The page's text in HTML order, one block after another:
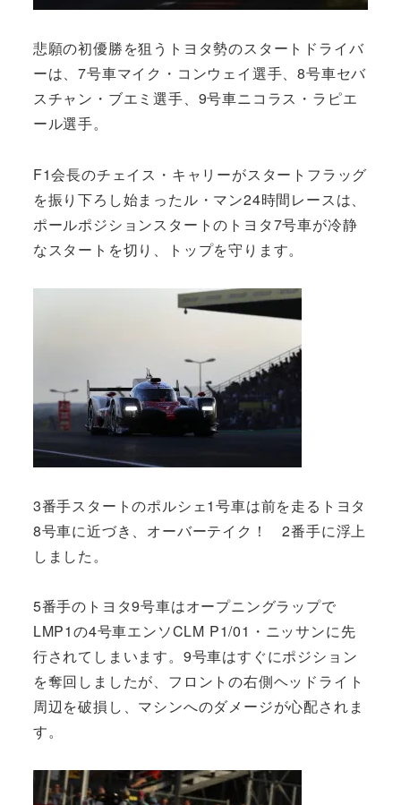
悲願の初優勝を狙うトヨタ勢のスタートドライバ
ーは、7号車マイク・コンウェイ選手、8号車セバ
スチャン・ブエミ選手、9号車ニコラス・ラピエ
ール選手。
F1会長のチェイス・キャリーがスタートフラッグ
を振り下ろし始まったル・マン24時間レースは、
ポールポジションスタートのトヨタ7号車が冷静
なスタートを切り、トップを守ります。
3番手スタートのポルシェ1号車は前を走るトヨタ
8号車に近づき、オーバーテイク！ 2番手に浮上
しました。
5番手のトヨタ9号車はオープニングラップで
LMP1の4号車エンソCLM P1/01・ニッサンに先
行されてしまいます。9号車はすぐにポジション
を奪回しましたが、フロントの右側ヘッドライト
周辺を破損し、マシンへのダメージが心配されま
す。